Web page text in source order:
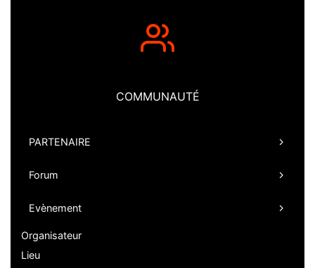
COMMUNAUTÉ
PARTENAIRE
Forum
Evènement
Organisateur
Lieu